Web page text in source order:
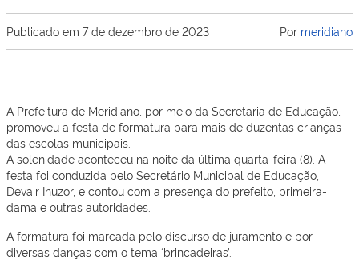
Publicado em 7 de dezembro de 2023 Por meridiano
A Prefeitura de Meridiano, por meio da Secretaria de Educação,
promoveu a festa de formatura para mais de duzentas crianças
das escolas municipais.
A solenidade aconteceu na noite da última quarta-feira (8). A
festa foi conduzida pelo Secretário Municipal de Educação,
Devair Inuzor, e contou com a presença do prefeito, primeira-
dama e outras autoridades.
A formatura foi marcada pelo discurso de juramento e por
diversas danças com o tema ‘brincadeiras’.